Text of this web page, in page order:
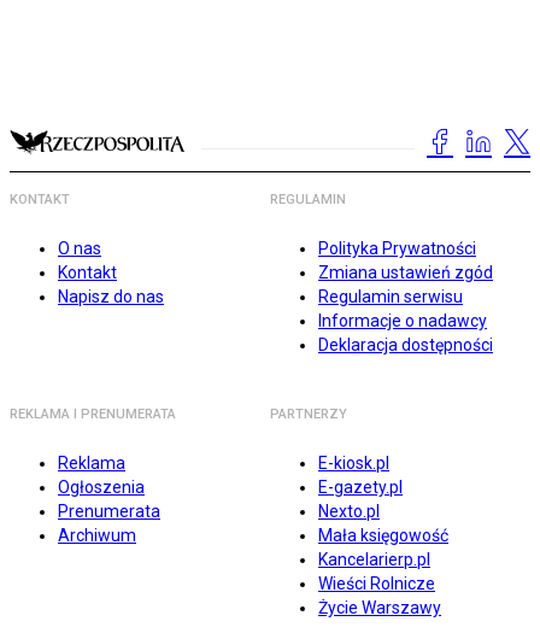
KONTAKT
O nas
Kontakt
Napisz do nas
REGULAMIN
Polityka Prywatności
Zmiana ustawień zgód
Regulamin serwisu
Informacje o nadawcy
Deklaracja dostępności
REKLAMA I PRENUMERATA
Reklama
Ogłoszenia
Prenumerata
Archiwum
PARTNERZY
E-kiosk.pl
E-gazety.pl
Nexto.pl
Mała księgowość
Kancelarierp.pl
Wieści Rolnicze
Życie Warszawy